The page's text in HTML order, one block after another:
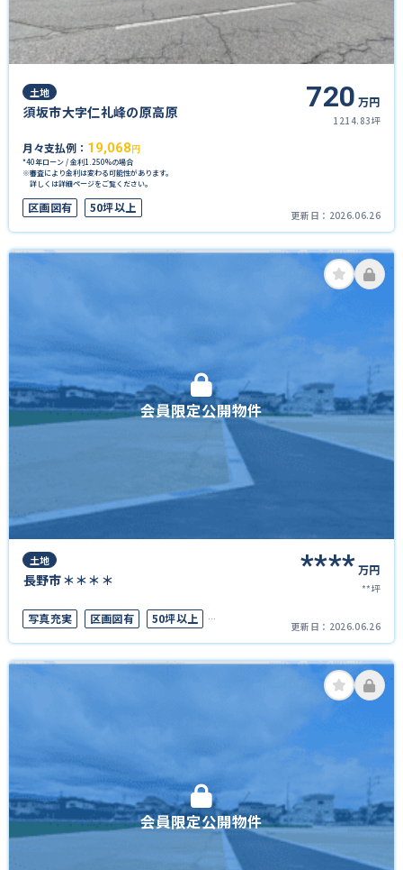
土地
須坂市大字仁礼峰の原高原 720 万円
1214.83坪
月々支払例： 19,068 円
*40年ローン / 金利1.250%の場合
※審査により金利は変わる可能性があります。
詳しくは詳細ページをご覧ください。
区画図有 50坪以上
更新日： 2026.06.26
会員限定公開物件
土地
長野市＊＊＊＊ ****万円
**坪
写真充実 区画図有
50坪以上
上下水道完備
更新日： 2026.06.26
会員限定公開物件